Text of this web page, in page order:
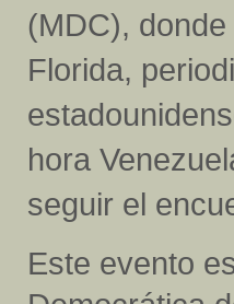
(MDC),
Florida,
hora
seguir el
Este evento